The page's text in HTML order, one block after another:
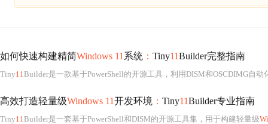
如何快速构建精简Windows 11 系统 ： Tiny11Builder完整指南
Tiny11Builder是一款基于PowerShell的开源工具，利用DISM和OSCDIMG自动
高效打造轻量级Windows 11开发环境 ： Tiny11Builder专业指南
Tiny11Builder是一套基于PowerShell和DISM的开源工具集，用于构建轻量级